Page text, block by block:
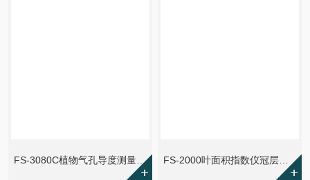
FS-3080C植物气孔导度测量仪/蒸腾速率测定仪